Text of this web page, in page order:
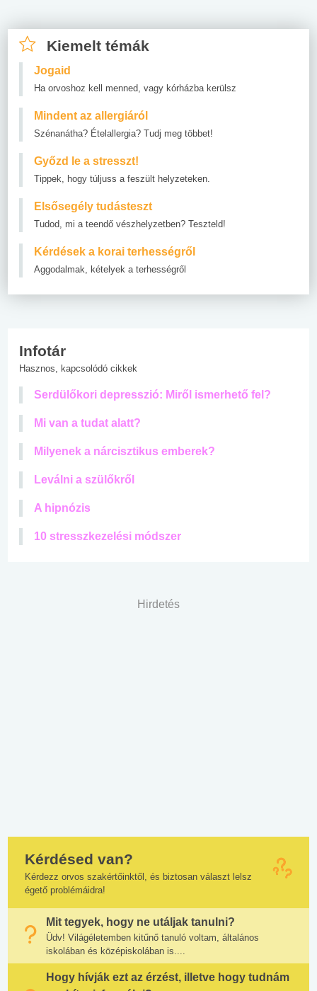
Kiemelt témák
Jogaid
Ha orvoshoz kell menned, vagy kórházba kerülsz
Mindent az allergiáról
Szénanátha? Ételallergia? Tudj meg többet!
Győzd le a stresszt!
Tippek, hogy túljuss a feszült helyzeteken.
Elsősegély tudásteszt
Tudod, mi a teendő vészhelyzetben? Teszteld!
Kérdések a korai terhességről
Aggodalmak, kételyek a terhességről
Infotár
Hasznos, kapcsolódó cikkek
Serdülőkori depresszió: Miről ismerhető fel?
Mi van a tudat alatt?
Milyenek a nárcisztikus emberek?
Leválni a szülőkről
A hipnózis
10 stresszkezelési módszer
Hirdetés
Kérdésed van?
Kérdezz orvos szakértőinktől, és biztosan választ lelsz
égető problémáidra!
Mit tegyek, hogy ne utáljak tanulni?
Üdv! Világéletemben kitűnő tanuló voltam, általános
iskolában és középiskolában is....
Hogy hívják ezt az érzést, illetve hogy tudnám